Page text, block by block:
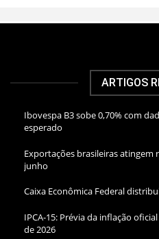
ARTIGOS
Ibovespa B3 sobe 0,70% com
esperado
Exportações brasileiras atingem
junho
Caixa Econômica Federal
IPCA-15: Prévia da inflação
de 2026